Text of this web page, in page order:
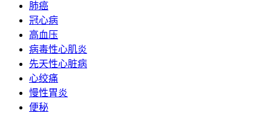
肺癌
冠心病
高血压
病毒性心肌炎
先天性心脏病
心绞痛
慢性胃炎
便秘